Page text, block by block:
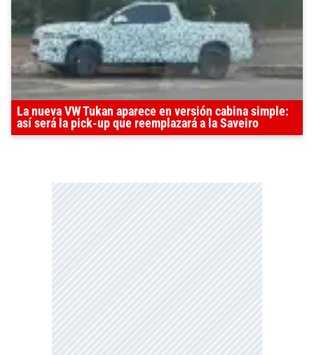
La nueva VW Tukan aparece en versión cabina simple:
así será la pick-up que reemplazará a la Saveiro